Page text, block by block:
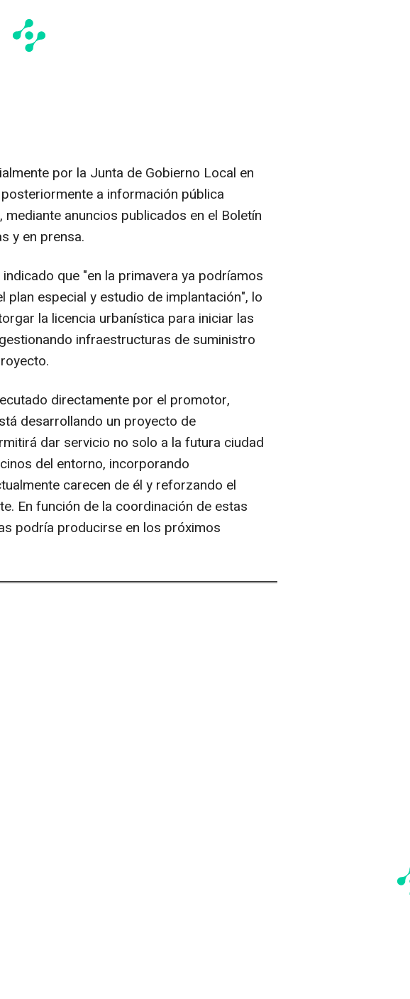
por la Junta de Gobierno Local en
a información pública
anuncios publicados en el Boletín
y en prensa.
que "en la primavera ya podríamos
especial y estudio de implantación", lo
la licencia urbanística para iniciar las
infraestructuras de suministro
directamente por el promotor,
desarrollando un proyecto de
dar servicio no solo a la futura ciudad
del entorno, incorporando
carecen de él y reforzando el
En función de la coordinación de estas
podría producirse en los próximos